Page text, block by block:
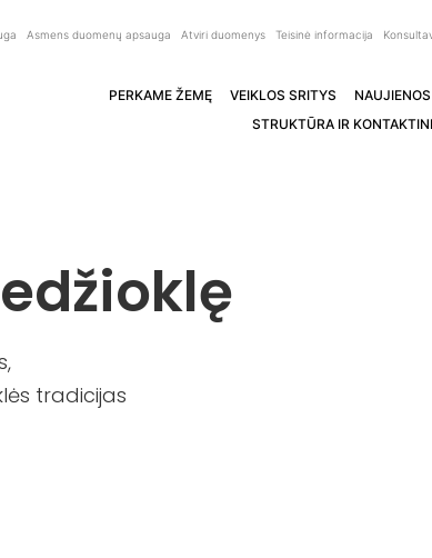
Asmens duomenų apsauga Atviri duomenys Teisinė informacija
PERKAME ŽEMĘ VEIKLOS SRITYS NAUJIENOS
STRUKTŪRA IR
tradicijas